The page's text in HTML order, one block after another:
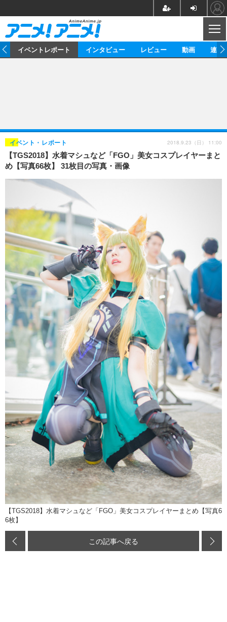
ゲーム グッズ
海外イベント ビジネス
俳優・タレント アーティスト
ビジネス
アニメ 実写
書評 イベント
動画
アニメ 映画/ドラマ
アニメ！アニメ！TV
連載・コラム
イベントレポート インタビュー レビュー 動画 連載
【TGS2018】水着マシュなど「FGO」美女コスプレイヤーまと
め【写真66枚】 31枚目の写真・画像
イベント・レポート 2018.9.23（日） 11:00
【TGS2018】水着マシュなど「FGO」美女コスプレイヤーまとめ【写真6
6枚】
この記事へ戻る